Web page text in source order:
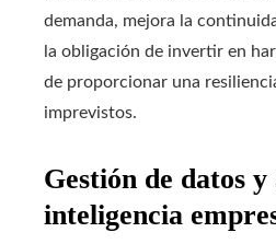
demanda, mejora la
la obligación de invertir en
de proporcionar una
imprevistos.
Gestión de datos y
inteligencia